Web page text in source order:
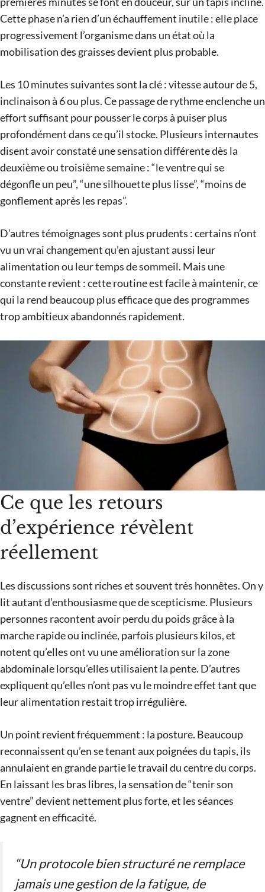
Cette phase n’a rien d’un échauffement inutile : elle place
progressivement l’organisme dans un état où la
mobilisation des graisses devient plus probable.
Les 10 minutes suivantes sont la clé : vitesse autour de 5,
inclinaison à 6 ou plus. Ce passage de rythme enclenche un
effort suffisant pour pousser le corps à puiser plus
profondément dans ce qu’il stocke. Plusieurs internautes
disent avoir constaté une sensation différente dès la
deuxième ou troisième semaine : “le ventre qui se
dégonfle un peu”, “une silhouette plus lisse”, “moins de
gonflement après les repas”.
D’autres témoignages sont plus prudents : certains n’ont
vu un vrai changement qu’en ajustant aussi leur
alimentation ou leur temps de sommeil. Mais une
constante revient : cette routine est facile à maintenir, ce
qui la rend beaucoup plus efficace que des programmes
trop ambitieux abandonnés rapidement.
Ce que les retours
d’expérience révèlent
réellement
Les discussions sont riches et souvent très honnêtes. On y
lit autant d’enthousiasme que de scepticisme. Plusieurs
personnes racontent avoir perdu du poids grâce à la
marche rapide ou inclinée, parfois plusieurs kilos, et
notent qu’elles ont vu une amélioration sur la zone
abdominale lorsqu’elles utilisaient la pente. D’autres
expliquent qu’elles n’ont pas vu le moindre effet tant que
leur alimentation restait trop irrégulière.
Un point revient fréquemment : la posture. Beaucoup
reconnaissent qu’en se tenant aux poignées du tapis, ils
annulaient en grande partie le travail du centre du corps.
En laissant les bras libres, la sensation de “tenir son
ventre” devient nettement plus forte, et les séances
gagnent en efficacité.
“Un protocole bien structuré ne remplace
jamais une gestion de la fatigue, de